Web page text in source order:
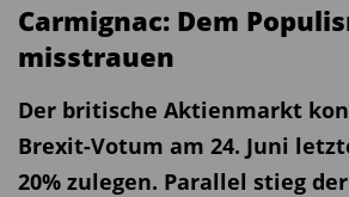
Carmignac: Dem
misstrauen
Der britische Aktienmarkt
Brexit-Votum am 24. Juni
20% zulegen. Parallel stieg